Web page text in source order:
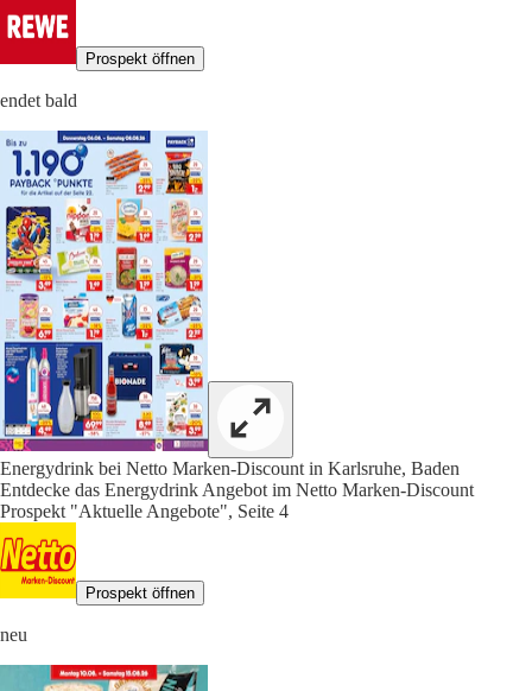
Prospekt öffnen
endet bald
Energydrink bei Netto Marken-Discount in Karlsruhe, Baden
Entdecke das Energydrink Angebot im Netto Marken-Discount
Prospekt "Aktuelle Angebote", Seite 4
Prospekt öffnen
neu